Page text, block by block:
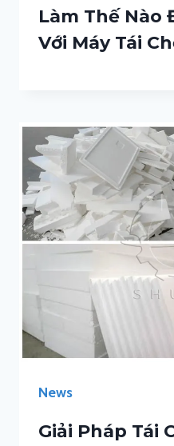
Làm Thế Nào
Với Máy Tái
News
Giải Pháp Tái